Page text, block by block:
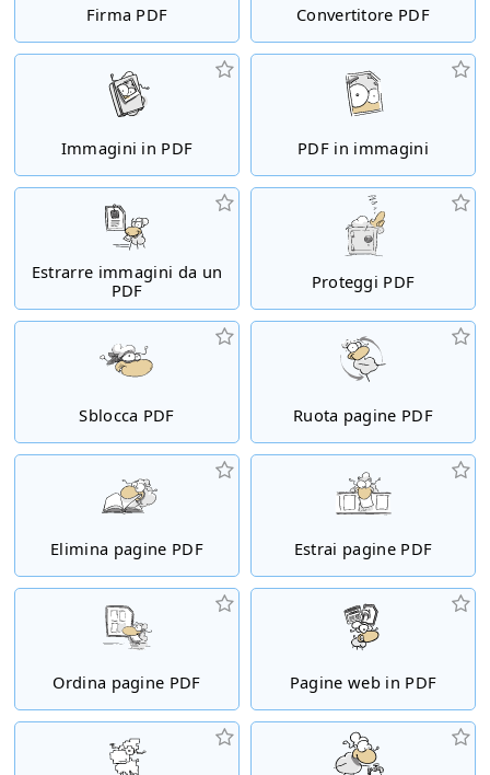
Firma PDF Convertitore PDF
Immagini in PDF PDF in immagini
Estrarre immagini da un
PDF
Proteggi PDF
Sblocca PDF Ruota pagine PDF
Elimina pagine PDF Estrai pagine PDF
Ordina pagine PDF Pagine web in PDF